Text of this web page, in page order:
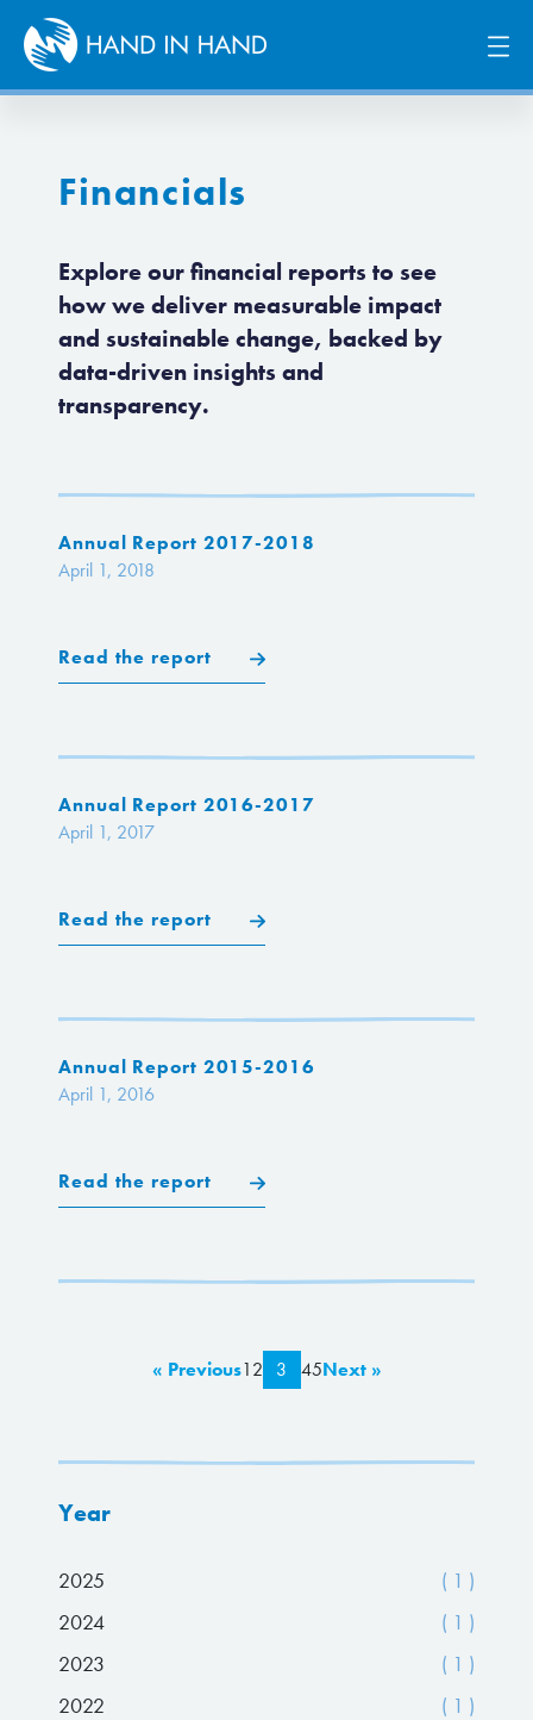
Financials
Explore our financial reports to see
how we deliver measurable impact
and sustainable change, backed by
data-driven insights and
transparency.
Annual Report 2017-2018
April 1, 2018
Read the report
Annual Report 2016-2017
April 1, 2017
Read the report
Annual Report 2015-2016
April 1, 2016
Read the report
« Previous12 3 45Next »
Year
2025
( 1 )
2024
( 1 )
2023
( 1 )
2022
( 1 )